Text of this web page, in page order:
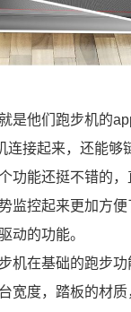
是他们跑步机的
连接起来，还能够
功能还挺不错的，
监控起来更加方
动的功能。
机在基础的跑步
宽度，踏板的材